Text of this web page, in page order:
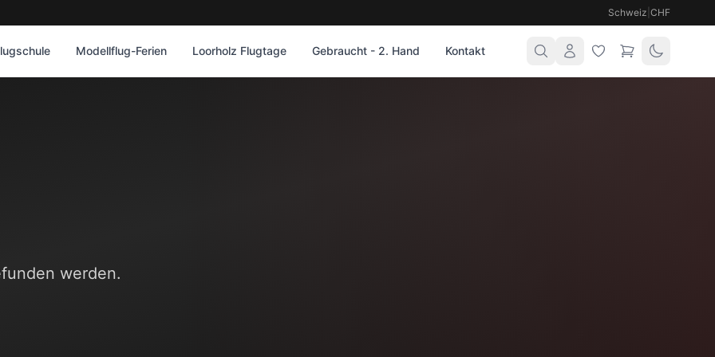
Schweiz CHF
Modellflug-Ferien Loorholz Flugtage Gebraucht - 2. Hand Kontakt
werden.